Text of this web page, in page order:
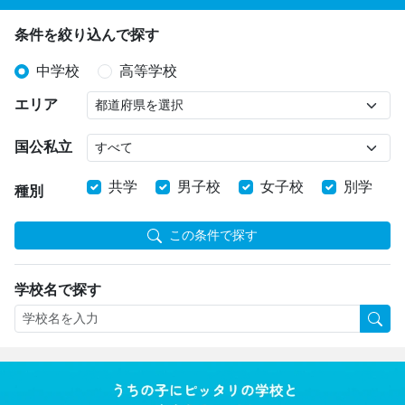
条件を絞り込んで探す
中学校 高等学校
エリア
国公私立
種別 共学 男子校 女子校 別学
この条件で探す
学校名で探す